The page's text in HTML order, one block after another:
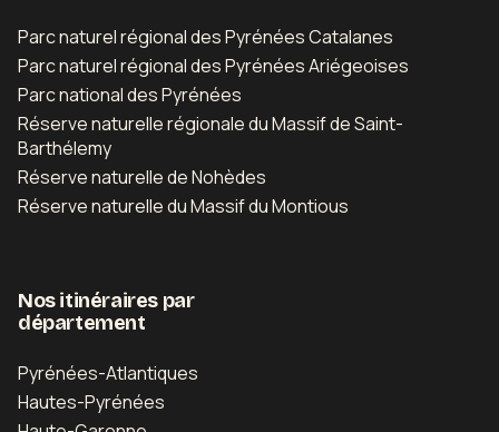
Parc naturel régional des Pyrénées Catalanes
Parc naturel régional des Pyrénées Ariégeoises
Parc national des Pyrénées
Réserve naturelle régionale du Massif de Saint-
Barthélemy
Réserve naturelle de Nohèdes
Réserve naturelle du Massif du Montious
Nos itinéraires par
département
Pyrénées-Atlantiques
Hautes-Pyrénées